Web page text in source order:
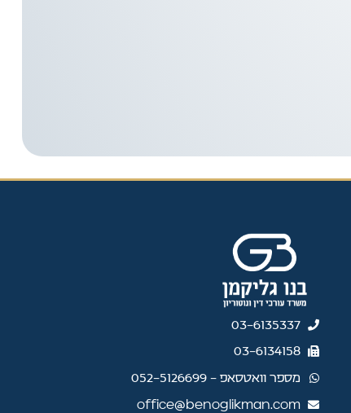
03-6135337
03-6134158
מספר וואטסאפ - 052-5126699
office@benoglikman.com